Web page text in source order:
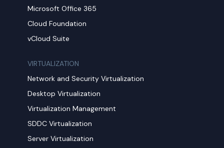
Microsoft Office 365
Cloud Foundation
vCloud Suite
VIRTUALIZATION
Network and Security Virtualization
Desktop Virtualization
Virtualization Management
SDDC Virtualization
Server Virtualization